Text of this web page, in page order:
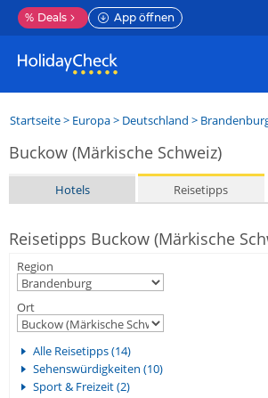
% Deals App öffnen
Startseite> Europa> Deutschland >
Buckow (Märkische Schweiz)
Hotels Reisetipps
Reisetipps Buckow (Märkische
Region
Ort
Alle Reisetipps (14)
Sehenswürdigkeiten (10)
Sport & Freizeit (2)